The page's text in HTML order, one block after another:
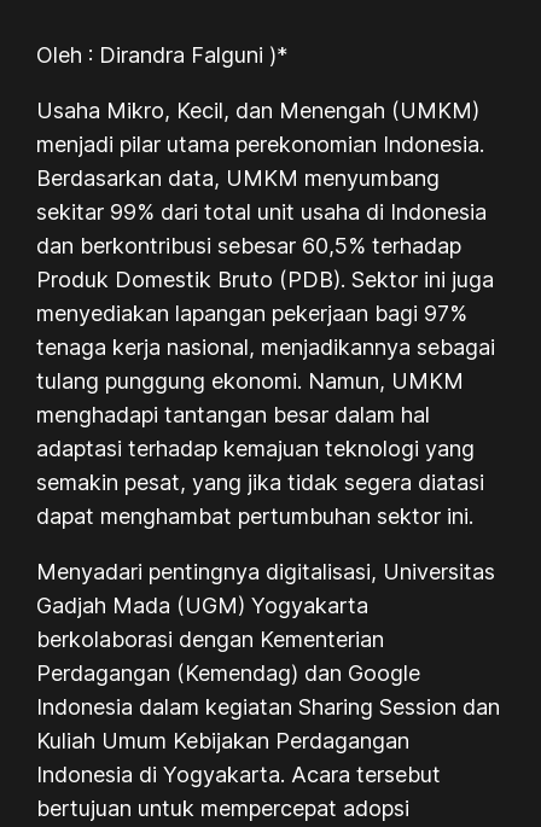
Oleh : Dirandra Falguni )*
Usaha Mikro, Kecil, dan Menengah (UMKM)
menjadi pilar utama perekonomian Indonesia.
Berdasarkan data, UMKM menyumbang
sekitar 99% dari total unit usaha di Indonesia
dan berkontribusi sebesar 60,5% terhadap
Produk Domestik Bruto (PDB). Sektor ini juga
menyediakan lapangan pekerjaan bagi 97%
tenaga kerja nasional, menjadikannya sebagai
tulang punggung ekonomi. Namun, UMKM
menghadapi tantangan besar dalam hal
adaptasi terhadap kemajuan teknologi yang
semakin pesat, yang jika tidak segera diatasi
dapat menghambat pertumbuhan sektor ini.
Menyadari pentingnya digitalisasi, Universitas
Gadjah Mada (UGM) Yogyakarta
berkolaborasi dengan Kementerian
Perdagangan (Kemendag) dan Google
Indonesia dalam kegiatanSharing Session dan
Kuliah Umum Kebijakan Perdagangan
Indonesia di Yogyakarta. Acara tersebut
bertujuan untuk mempercepat adopsi